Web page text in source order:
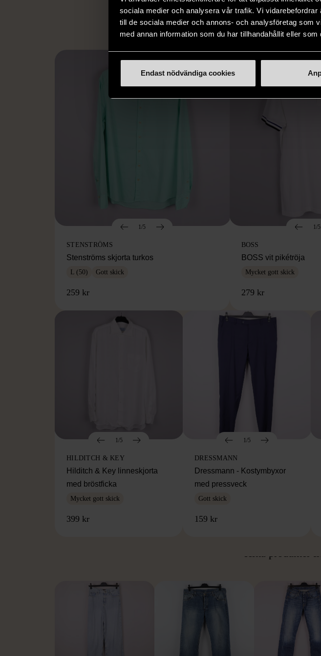
sociala medier och analysera vår trafik. Vi
till de sociala medier och annons- och analysföretag som
med annan information som du har tillhandahållit eller
Endast nödvändiga cookies
Hitta produkter
1/5
STENSTRÖMS
Stenströms skjorta turkos
L (50) Gott skick
259 kr
1/5
BOSS
BOSS vit pikétröja
Mycket gott skick
279 kr
1/5
HILDITCH & KEY
Hilditch & Key linneskjorta
med bröstficka
Mycket gott skick
399 kr
1/5
DRESSMANN
Dressmann - Kostymbyxor
med pressveck
Gott skick
159 kr
Hitta produkter